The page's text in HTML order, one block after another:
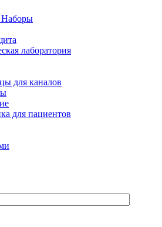
лаборатория
для каналов
для пациентов